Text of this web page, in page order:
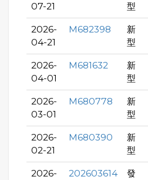
07-21
型
2026-
04-21
M682398
新
型
2026-
04-01
M681632
新
型
2026-
03-01
M680778
新
型
2026-
02-21
M680390
新
型
2026-
202603614
發